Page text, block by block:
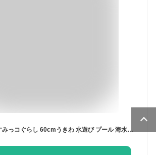
マルカ(Maruka) すみっコぐらし 60cmうきわ 水遊び プール 海水浴 194635